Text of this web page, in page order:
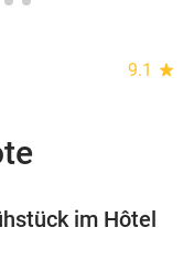
9.1 star
im Hôtel